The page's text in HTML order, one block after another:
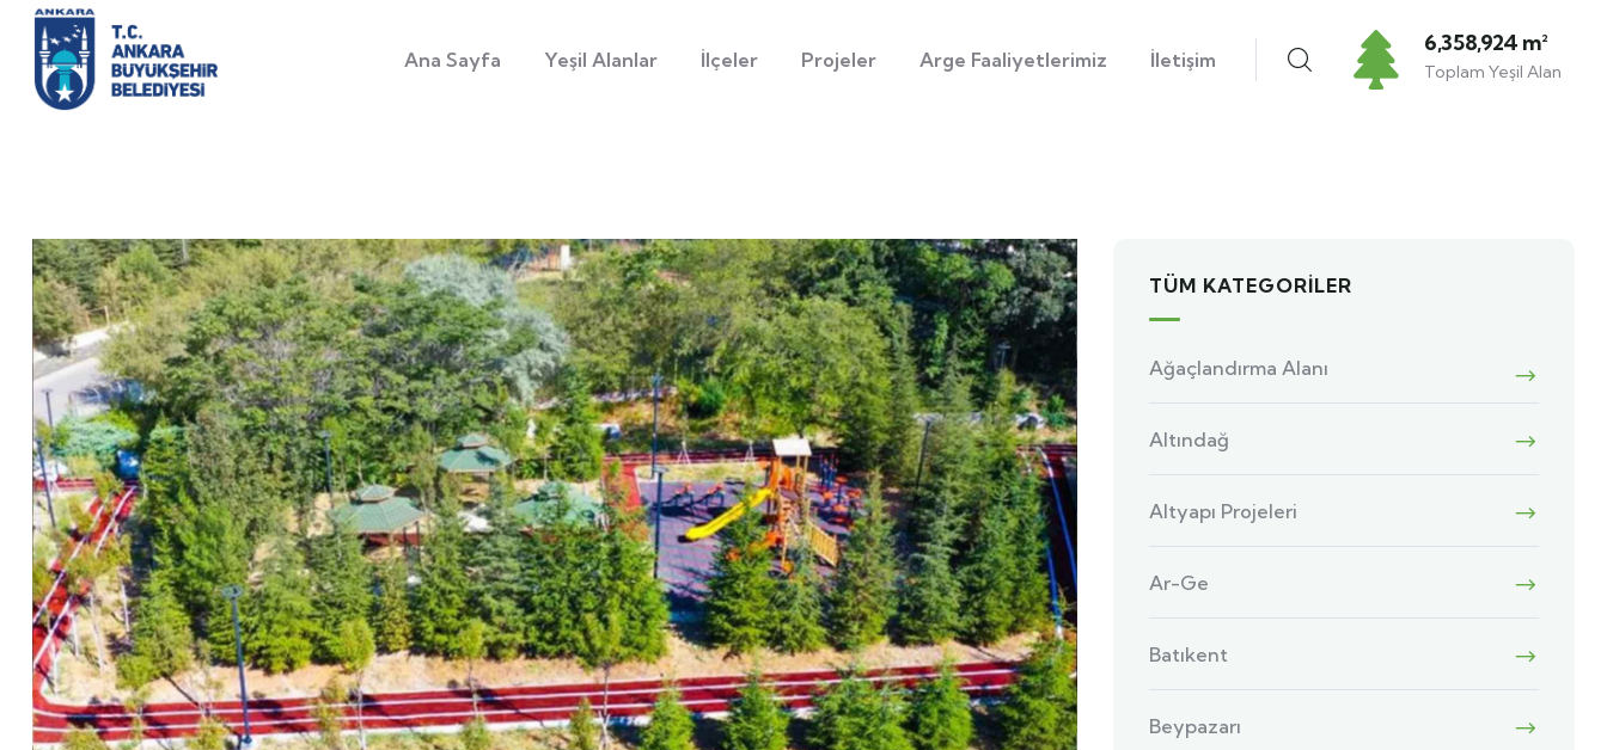
Ana Sayfa Yeşil Alanlar İlçeler Projeler Arge Faaliyetlerimiz İletişim
6,358,924 m²
Toplam Yeşil Alan
TÜM KATEGORILER
Ağaçlandırma Alanı
Altındağ
Altyapı Projeleri
Ar-Ge
Batıkent
Beypazarı